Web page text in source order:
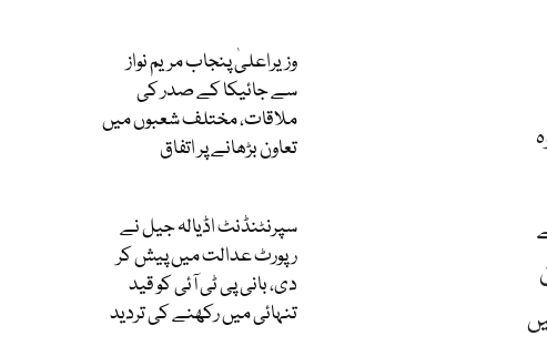
وزیراعلیٰ پنجاب مریم نواز
سے جائیکا کے صدر کی
ملاقات، مختلف شعبوں میں
تعاون بڑھانے پر اتفاق
سپرنٹنڈنٹ اڈیالہ جیل نے
رپورٹ عدالت میں پیش کر
دی، بانی پی ٹی آئی کو قید
تنہائی میں رکھنے کی تردید
میں